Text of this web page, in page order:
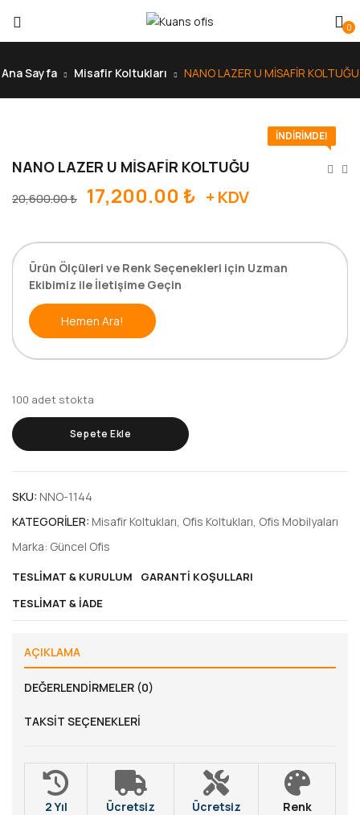
0
Ana Sayfa Misafir Koltukları NANO LAZER U MİSAFİR KOLTUĞU
İNDIRIMDE!
NANO LAZER U MİSAFİR KOLTUĞU
20,600.00₺ 17,200.00 ₺ + KDV
Ürün Ölçüleri ve Renk Seçenekleri için Uzman
Ekibimiz ile İletişime Geçin
Hemen Ara!
100 adet stokta
Sepete Ekle
SKU: NNO-1144
KATEGORILER: Misafir Koltukları, Ofis Koltukları, Ofis Mobilyaları
Marka: Güncel Ofis
TESLIMAT & KURULUM
GARANTI KOŞULLARI
TESLIMAT & İADE
AÇIKLAMA
DEĞERLENDIRMELER (0)
TAKSIT SEÇENEKLERI
2 Yıl
Ücretsiz
Ücretsiz
Renk